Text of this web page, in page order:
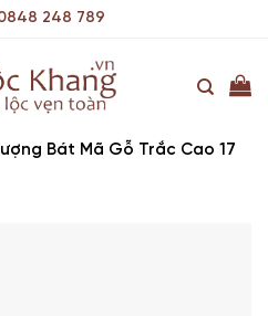
248 789
Bát Mã Gỗ Trắc Cao 17